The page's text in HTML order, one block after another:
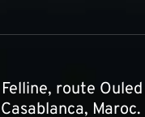
Felline, route
Casablanca, Maroc.